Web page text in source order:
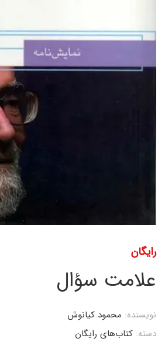
رایگان
علامت سؤال
نویسنده: محمود کیانوش
دسته: کتاب‌های رایگان